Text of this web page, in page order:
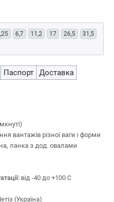
6,7 11,2 17 26,5
31,5
Паспорт
Доставка
вантажів різної ваги і форми
ланка з дод. овалами
від -40 до +100 С
(Україна)